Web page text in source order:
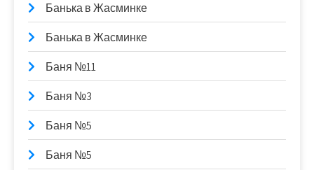
Банька в Жасминке
Банька в Жасминке
Баня №11
Баня №3
Баня №5
Баня №5